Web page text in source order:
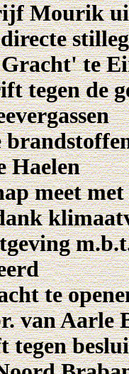
Mourik
te
tegen de
Haelen
meet
te
van Aarle
tegen